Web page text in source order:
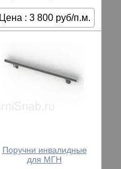
Цена : 3 800 руб/п.м.
Поручни инвалидные
для МГН